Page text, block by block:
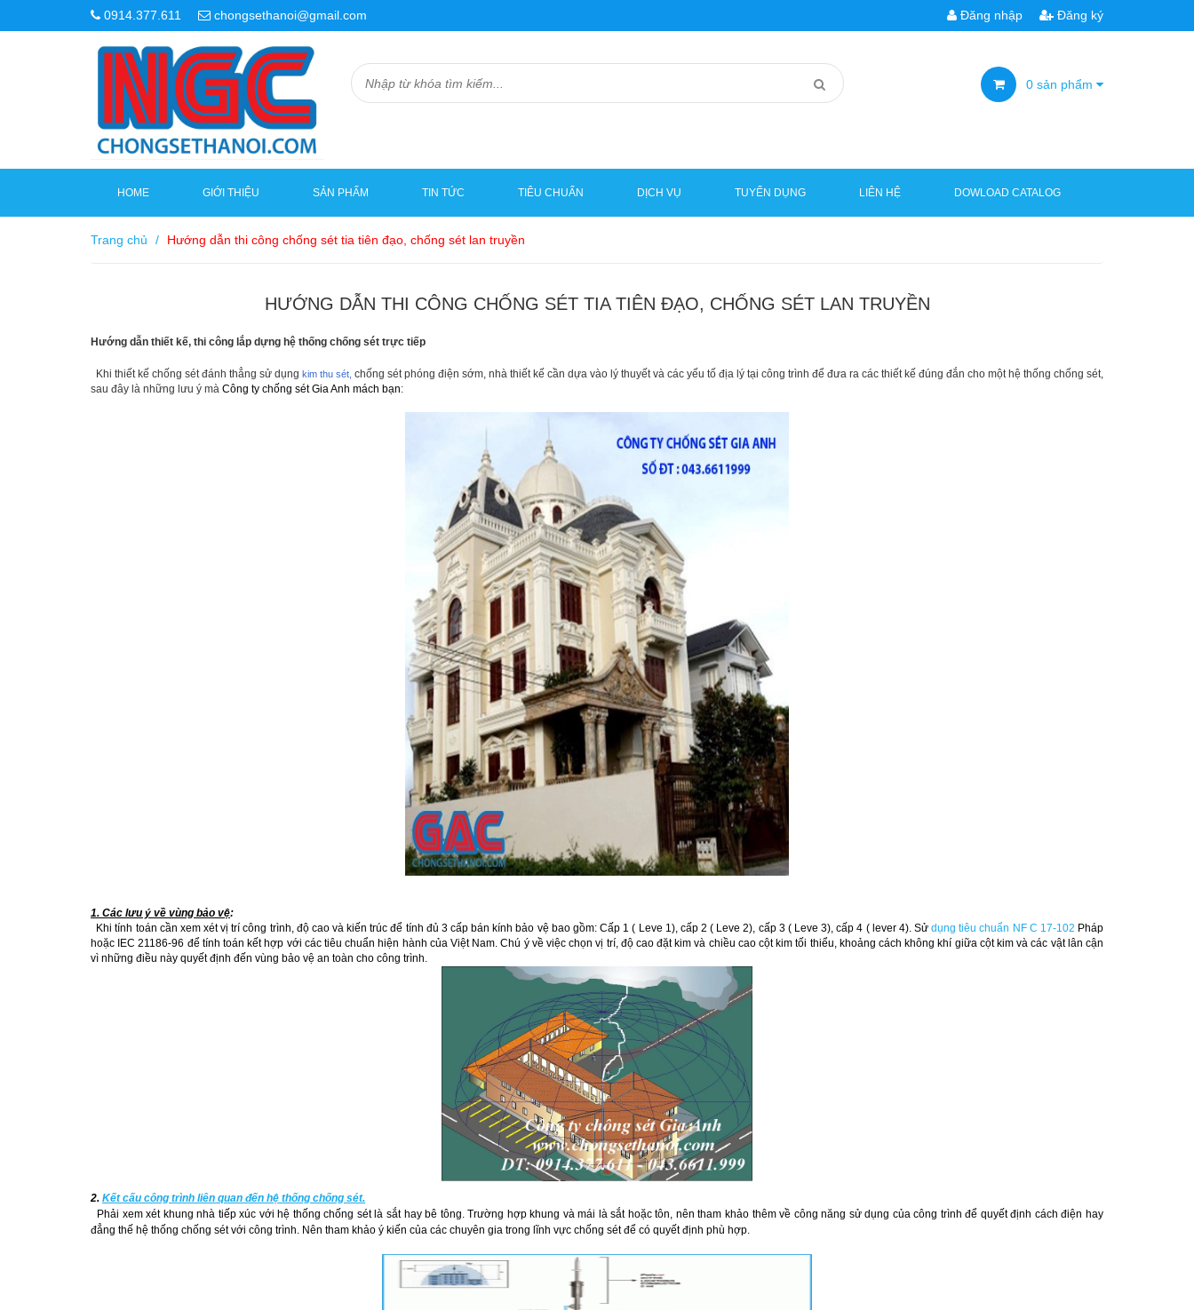
0914.377.611 chongsethanoi@gmail.com Đăng nhập Đăng ký
0 sản phẩm
HOME GIỚI THIỆU SẢN PHẨM TIN TỨC TIÊU CHUẨN DỊCH VỤ TUYỂN DỤNG LIÊN HỆ DOWLOAD CATALOG
Trang chủ / Hướng dẫn thi công chống sét tia tiên đạo, chống sét lan truyền
HƯỚNG DẪN THI CÔNG CHỐNG SÉT TIA TIÊN ĐẠO, CHỐNG SÉT LAN TRUYỀN
H­ướng dẫn thiết kế, thi công lắp dựng hệ thống chống sét trực tiếp
Khi thiết kế chống sét đánh thẳng sử dụng kim thu sét, chống sét phóng điện sớm, nhà thiết kế cần dựa vào lý thuyết và các yếu tố địa lý tại công trình để đưa ra các thiết kế đúng đắn cho một hệ thống chống sét,
sau đây là những lưu ý mà Công ty chống sétGia Anh mách bạn:
1. Các lưu ý về vùng bảo vệ:
Khi tính toán cần xem xét vị trí công trình, độ cao và kiến trúc để tính đủ 3 cấp bán kính bảo vệ bao gồm: Cấp 1 ( Leve 1), cấp 2 ( Leve 2), cấp 3 ( Leve 3), cấp 4 ( lever 4). Sửdụng tiêu chuẩn NF C 17-102 Pháp
hoặc IEC 21186-96 để tính toán kết hợp với các tiêu chuẩn hiện hành của Việt Nam. Chú ý về việc chọn vị trí, độ cao đặt kim và chiều cao cột kim tối thiểu, khoảng cách không khí giữa cột kim và các vật lân cận
vì những điều này quyết định đến vùng bảo vệ an toàn cho công trình.
2. Kết cấu công trình liên quan đến hệ thống chống sét.
Phải xem xét khung nhà tiếp xúc với hệ thống chống sét là sắt hay bê tông. Trường hợp khung và mái là sắt hoặc tôn, nên tham khảo thêm về công năng sử dụng của công trình để quyết định cách điện hay
đẳng thế hệ thống chống sét với công trình. Nên tham khảo ý kiến của các chuyên gia trong lĩnh vực chống sét để có quyết định phù hợp.